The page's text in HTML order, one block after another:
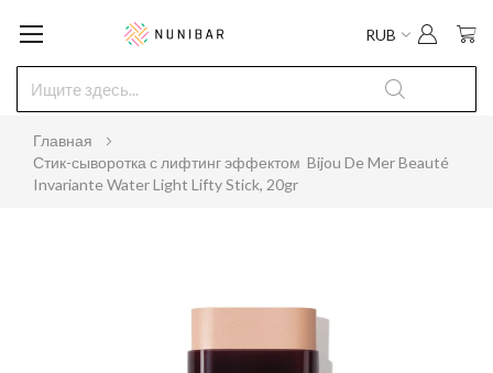
RUB
Главная
Стик-сыворотка с лифтинг эффектом Bijou De Mer Beauté
Invariante Water Light Lifty Stick, 20gr